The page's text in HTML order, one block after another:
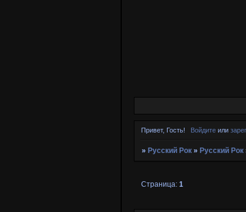
Привет, Гость! Войдитеили
»Русский Рок »Русский Рок
Страница:1